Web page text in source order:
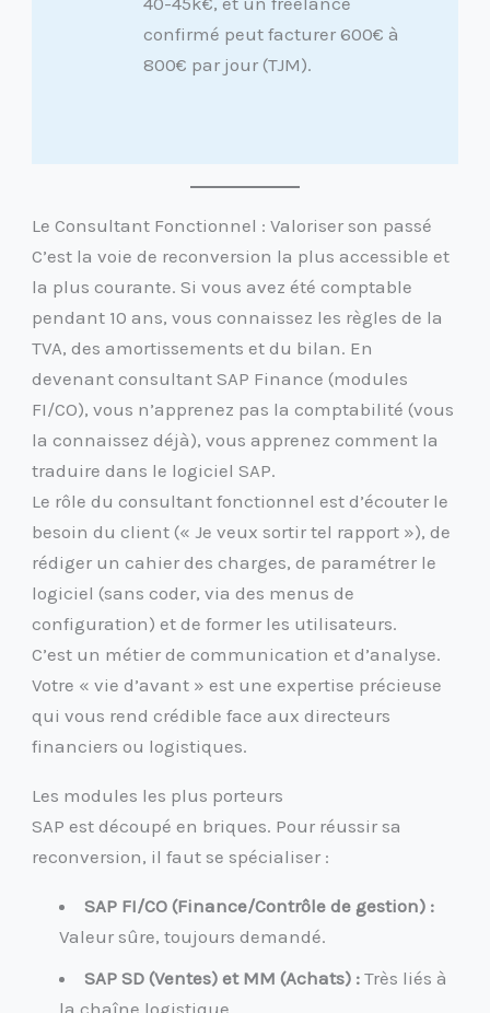
confirmé peut facturer 600€ à
800€ par jour (TJM).
Le Consultant Fonctionnel : Valoriser son passé
C’est la voie de reconversion la plus accessible et
la plus courante. Si vous avez été comptable
pendant 10 ans, vous connaissez les règles de la
TVA, des amortissements et du bilan. En
devenant consultant SAP Finance (modules
FI/CO), vous n’apprenez pas la comptabilité (vous
la connaissez déjà), vous apprenez comment la
traduire dans le logiciel SAP.
Le rôle du consultant fonctionnel est d’écouter le
besoin du client (« Je veux sortir tel rapport »), de
rédiger un cahier des charges, de paramétrer le
logiciel (sans coder, via des menus de
configuration) et de former les utilisateurs.
C’est un métier de communication et d’analyse.
Votre « vie d’avant » est une expertise précieuse
qui vous rend crédible face aux directeurs
financiers ou logistiques.
Les modules les plus porteurs
SAP est découpé en briques. Pour réussir sa
reconversion, il faut se spécialiser :
SAP FI/CO (Finance/Contrôle de gestion) :
Valeur sûre, toujours demandé.
SAP SD (Ventes) et MM (Achats) : Très liés à
la chaîne logistique.